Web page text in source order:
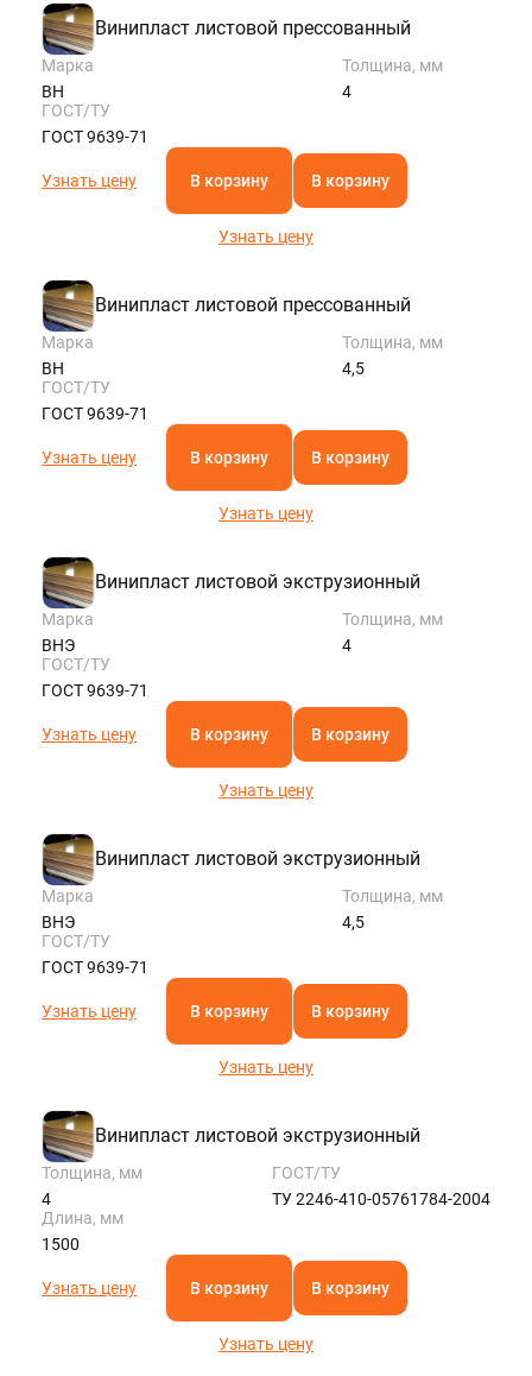
Винипласт листовой прессованный
Марка
ВН
Толщина, мм
4
ГОСТ/ТУ
ГОСТ 9639-71
Узнать цену В корзину В корзину
Узнать цену
Винипласт листовой прессованный
Марка
ВН
Толщина, мм
4,5
ГОСТ/ТУ
ГОСТ 9639-71
Узнать цену В корзину В корзину
Узнать цену
Винипласт листовой экструзионный
Марка
ВНЭ
Толщина, мм
4
ГОСТ/ТУ
ГОСТ 9639-71
Узнать цену В корзину В корзину
Узнать цену
Винипласт листовой экструзионный
Марка
ВНЭ
Толщина, мм
4,5
ГОСТ/ТУ
ГОСТ 9639-71
Узнать цену В корзину В корзину
Узнать цену
Винипласт листовой экструзионный
Толщина, мм
4
ГОСТ/ТУ
ТУ 2246-410-05761784-2004
Длина, мм
1500
Узнать цену В корзину В корзину
Узнать цену